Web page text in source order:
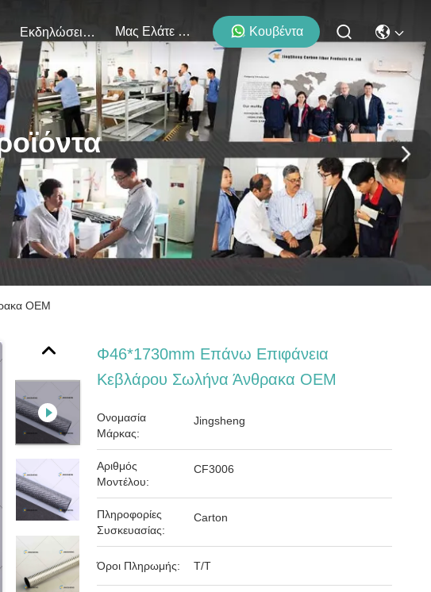
Εκδηλώσεις Μας Ελάτε Σε Επαφή Με Κουβέντα
OEM
Φ46*1730mm Επάνω Επιφάνεια
Κεβλάρου Σωλήνα Άνθρακα OEM
Ονομασία
Μάρκας:
Jingsheng
Αριθμός
Μοντέλου:
CF3006
Πληροφορίες
Συσκευασίας:
Carton
Όροι Πληρωμής: Τ/Τ